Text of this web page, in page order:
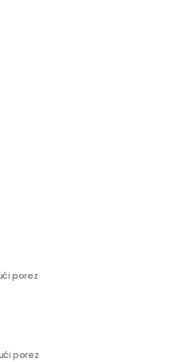
porez
porez